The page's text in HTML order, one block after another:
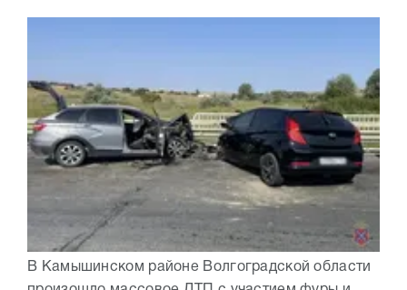
В Камышинском районе Волгоградской области